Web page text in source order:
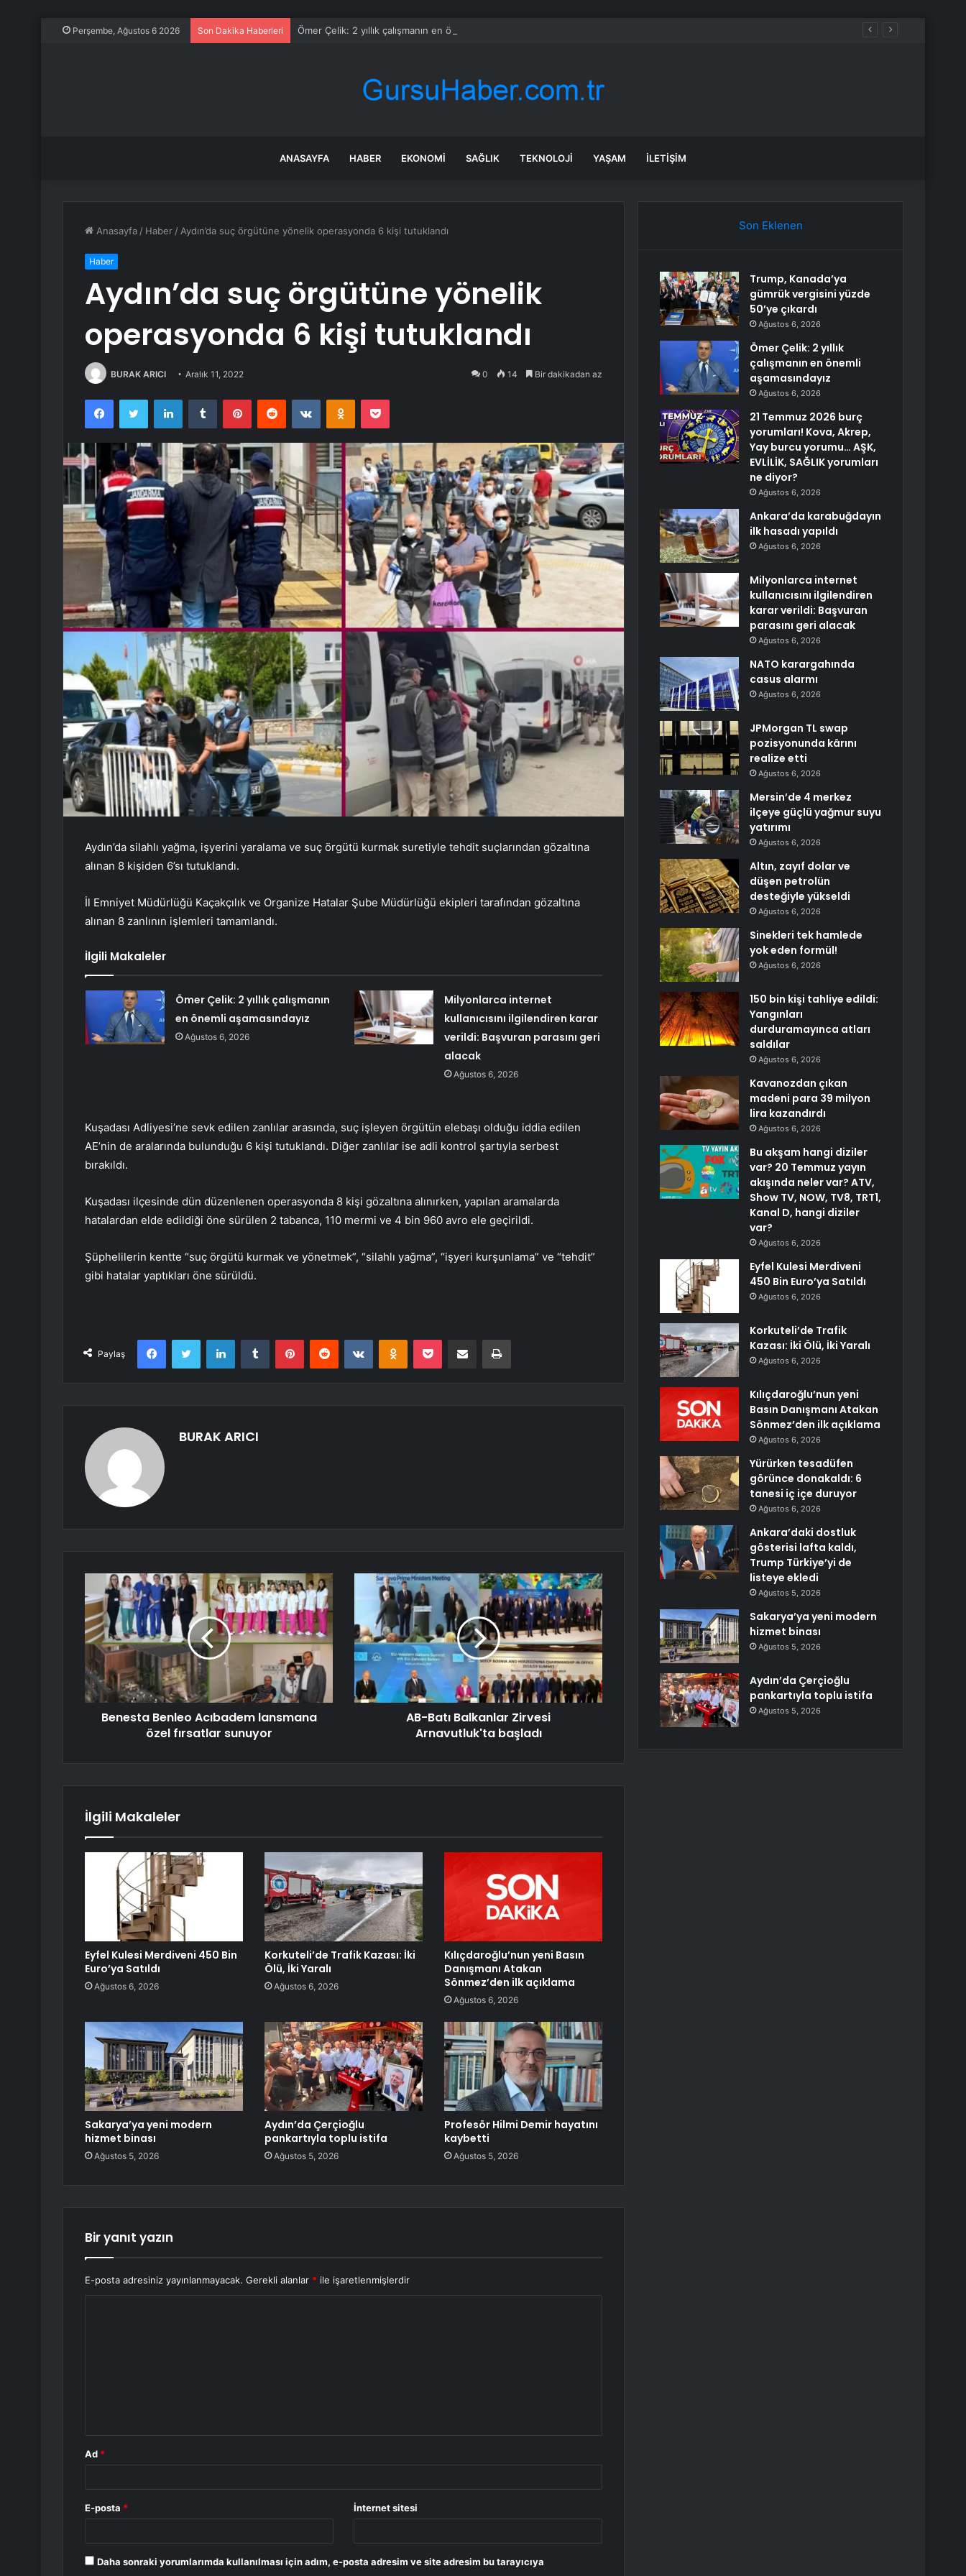
Perşembe, Ağustos 6 2026 Son Dakika Haberleri Ömer Çelik: 2 yıllık çalışmanın en önemli aşamasındayız
ANASAYFA HABER EKONOMI SAĞLIK TEKNOLOJI YAŞAM İLETIŞIM
Anasayfa / Haber / Aydın’da suç örgütüne yönelik operasyonda 6 kişi tutuklandı
Haber
Aydın’da suç örgütüne yönelik
operasyonda 6 kişi tutuklandı
BURAK ARICI Aralık 11, 2022 0 14 Bir dakikadan az
FacebookTwitter LinkedInTumblr PinterestReddit VKontakteOdnoklassniki
Pocket
Aydın’da silahlı yağma, işyerini yaralama ve suç örgütü kurmak suretiyle tehdit suçlarından gözaltına
alınan 8 kişiden 6’sı tutuklandı.
İl Emniyet Müdürlüğü Kaçakçılık ve Organize Hatalar Şube Müdürlüğü ekipleri tarafından gözaltına
alınan 8 zanlının işlemleri tamamlandı.
İlgili Makaleler
Ömer Çelik: 2 yıllık çalışmanın
en önemli aşamasındayız
Ağustos 6, 2026
Milyonlarca internet
kullanıcısını ilgilendiren karar
verildi: Başvuran parasını geri
alacak
Ağustos 6, 2026
Kuşadası Adliyesi’ne sevk edilen zanlılar arasında, suç işleyen örgütün elebaşı olduğu iddia edilen
AE’nin de aralarında bulunduğu 6 kişi tutuklandı. Diğer zanlılar ise adli kontrol şartıyla serbest
bırakıldı.
Kuşadası ilçesinde dün düzenlenen operasyonda 8 kişi gözaltına alınırken, yapılan aramalarda
hatalardan elde edildiği öne sürülen 2 tabanca, 110 mermi ve 4 bin 960 avro ele geçirildi.
Şüphelilerin kentte “suç örgütü kurmak ve yönetmek”, “silahlı yağma”, “işyeri kurşunlama” ve “tehdit”
gibi hatalar yaptıkları öne sürüldü.
Paylaş
FacebookTwitter LinkedInTumblr PinterestReddit VKontakteOdnoklassniki
Pocket E-Posta ile paylaş Yazdır
BURAK ARICI
Benesta Benleo Acıbadem lansmana
özel fırsatlar sunuyor
AB-Batı Balkanlar Zirvesi
Arnavutluk'ta başladı
İlgili Makaleler
Eyfel Kulesi Merdiveni 450 Bin
Euro’ya Satıldı
Ağustos 6, 2026
Korkuteli’de Trafik Kazası: İki
Ölü, İki Yaralı
Ağustos 6, 2026
Kılıçdaroğlu’nun yeni Basın
Danışmanı Atakan
Sönmez’den ilk açıklama
Ağustos 6, 2026
Sakarya’ya yeni modern
hizmet binası
Ağustos 5, 2026
Aydın’da Çerçioğlu
pankartıyla toplu istifa
Ağustos 5, 2026
Profesör Hilmi Demir hayatını
kaybetti
Ağustos 5, 2026
Bir yanıt yazın
E-posta adresiniz yayınlanmayacak. Gerekli alanlar * ile işaretlenmişlerdir
Ad *
E-posta * İnternet sitesi
Daha sonraki yorumlarımda kullanılması için adım, e-posta adresim ve site adresim bu tarayıcıya
Son Eklenen
Trump, Kanada’ya
gümrük vergisini yüzde
50’ye çıkardı
Ağustos 6, 2026
Ömer Çelik: 2 yıllık
çalışmanın en önemli
aşamasındayız
Ağustos 6, 2026
21 Temmuz 2026 burç
yorumları! Kova, Akrep,
Yay burcu yorumu… AŞK,
EVLİLİK, SAĞLIK yorumları
ne diyor?
Ağustos 6, 2026
Ankara’da karabuğdayın
ilk hasadı yapıldı
Ağustos 6, 2026
Milyonlarca internet
kullanıcısını ilgilendiren
karar verildi: Başvuran
parasını geri alacak
Ağustos 6, 2026
NATO karargahında
casus alarmı
Ağustos 6, 2026
JPMorgan TL swap
pozisyonunda kârını
realize etti
Ağustos 6, 2026
Mersin’de 4 merkez
ilçeye güçlü yağmur suyu
yatırımı
Ağustos 6, 2026
Altın, zayıf dolar ve
düşen petrolün
desteğiyle yükseldi
Ağustos 6, 2026
Sinekleri tek hamlede
yok eden formül!
Ağustos 6, 2026
150 bin kişi tahliye edildi:
Yangınları
durduramayınca atları
saldılar
Ağustos 6, 2026
Kavanozdan çıkan
madeni para 39 milyon
lira kazandırdı
Ağustos 6, 2026
Bu akşam hangi diziler
var? 20 Temmuz yayın
akışında neler var? ATV,
Show TV, NOW, TV8, TRT1,
Kanal D, hangi diziler
var?
Ağustos 6, 2026
Eyfel Kulesi Merdiveni
450 Bin Euro’ya Satıldı
Ağustos 6, 2026
Korkuteli’de Trafik
Kazası: İki Ölü, İki Yaralı
Ağustos 6, 2026
Kılıçdaroğlu’nun yeni
Basın Danışmanı Atakan
Sönmez’den ilk açıklama
Ağustos 6, 2026
Yürürken tesadüfen
görünce donakaldı: 6
tanesi iç içe duruyor
Ağustos 6, 2026
Ankara’daki dostluk
gösterisi lafta kaldı,
Trump Türkiye’yi de
listeye ekledi
Ağustos 5, 2026
Sakarya’ya yeni modern
hizmet binası
Ağustos 5, 2026
Aydın’da Çerçioğlu
pankartıyla toplu istifa
Ağustos 5, 2026